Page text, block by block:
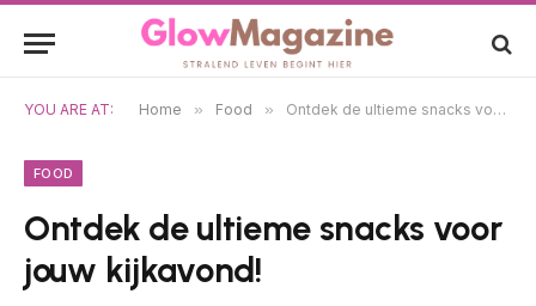
YOU ARE AT: Home » Food » Ontdek de ultieme snacks voor jouw kijkavond!
FOOD
Ontdek de ultieme snacks voor
jouw kijkavond!